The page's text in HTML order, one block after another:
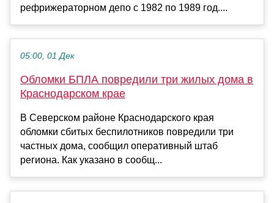
рефрижераторном депо с 1982 по 1989 год....
05:00, 01 Дек
Обломки БПЛА повредили три жилых дома в
Краснодарском крае
В Северском районе Краснодарского края
обломки сбитых беспилотников повредили три
частных дома, сообщил оперативный штаб
региона. Как указано в сообщ...